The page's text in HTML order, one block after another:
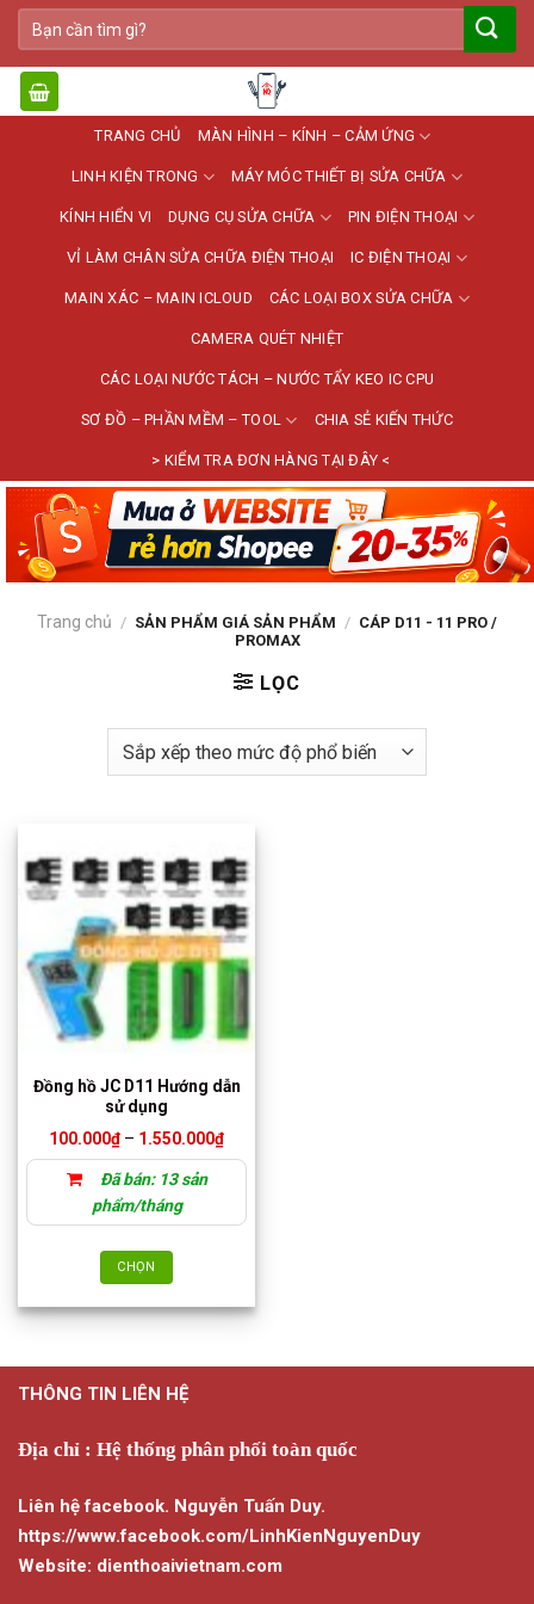
Bỏ
qua
nội
dung
Tìm
kiếm:
TRANG CHỦ MÀN HÌNH – KÍNH – CẢM ỨNG
LINH KIỆN TRONG MÁY MÓC THIẾT BỊ SỬA CHỮA
KÍNH HIỂN VI DỤNG CỤ SỬA CHỮA PIN ĐIỆN THOẠI
VỈ LÀM CHÂN SỬA CHỮA ĐIỆN THOẠI IC ĐIỆN THOẠI
MAIN XÁC – MAIN ICLOUD CÁC LOẠI BOX SỬA CHỮA
CAMERA QUÉT NHIỆT
CÁC LOẠI NƯỚC TÁCH – NƯỚC TẨY KEO IC CPU
SƠ ĐỒ – PHẦN MỀM – TOOL CHIA SẺ KIẾN THỨC
> KIỂM TRA ĐƠN HÀNG TẠI ĐÂY <
Trang chủ / SẢN PHẨM GIÁ SẢN PHẨM / CÁP D11 - 11 PRO /
PROMAX
LỌC
Đồng hồ JC D11 Hướng dẫn
sử dụng
100.000₫ – 1.550.000₫Khoảng
Đã bán: 13 sản
phẩm/tháng
CHỌN
phẩm
có
nhiều
thể.
tùy
có
thể
THÔNG TIN LIÊN HỆ
Địa chỉ : Hệ thống phân phối toàn quốc
Liên hệ facebook. Nguyễn Tuấn Duy.
https://www.facebook.com/LinhKienNguyenDuy
Website: dienthoaivietnam.com